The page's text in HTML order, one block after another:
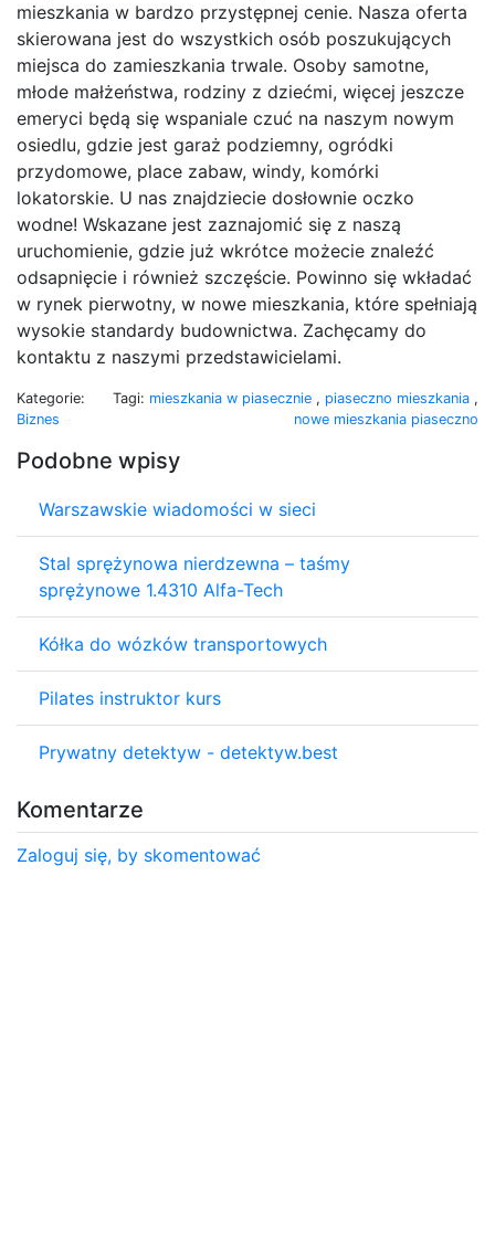
mieszkania w bardzo przystępnej cenie. Nasza oferta
skierowana jest do wszystkich osób poszukujących
miejsca do zamieszkania trwale. Osoby samotne,
młode małżeństwa, rodziny z dziećmi, więcej jeszcze
emeryci będą się wspaniale czuć na naszym nowym
osiedlu, gdzie jest garaż podziemny, ogródki
przydomowe, place zabaw, windy, komórki
lokatorskie. U nas znajdziecie dosłownie oczko
wodne! Wskazane jest zaznajomić się z naszą
uruchomienie, gdzie już wkrótce możecie znaleźć
odsapnięcie i również szczęście. Powinno się wkładać
w rynek pierwotny, w nowe mieszkania, które spełniają
wysokie standardy budownictwa. Zachęcamy do
kontaktu z naszymi przedstawicielami.
Kategorie:
Biznes
Tagi: mieszkania w piasecznie , piaseczno mieszkania ,
nowe mieszkania piaseczno
Podobne wpisy
Warszawskie wiadomości w sieci
Stal sprężynowa nierdzewna – taśmy
sprężynowe 1.4310 Alfa-Tech
Kółka do wózków transportowych
Pilates instruktor kurs
Prywatny detektyw - detektyw.best
Komentarze
Zaloguj się, by skomentować